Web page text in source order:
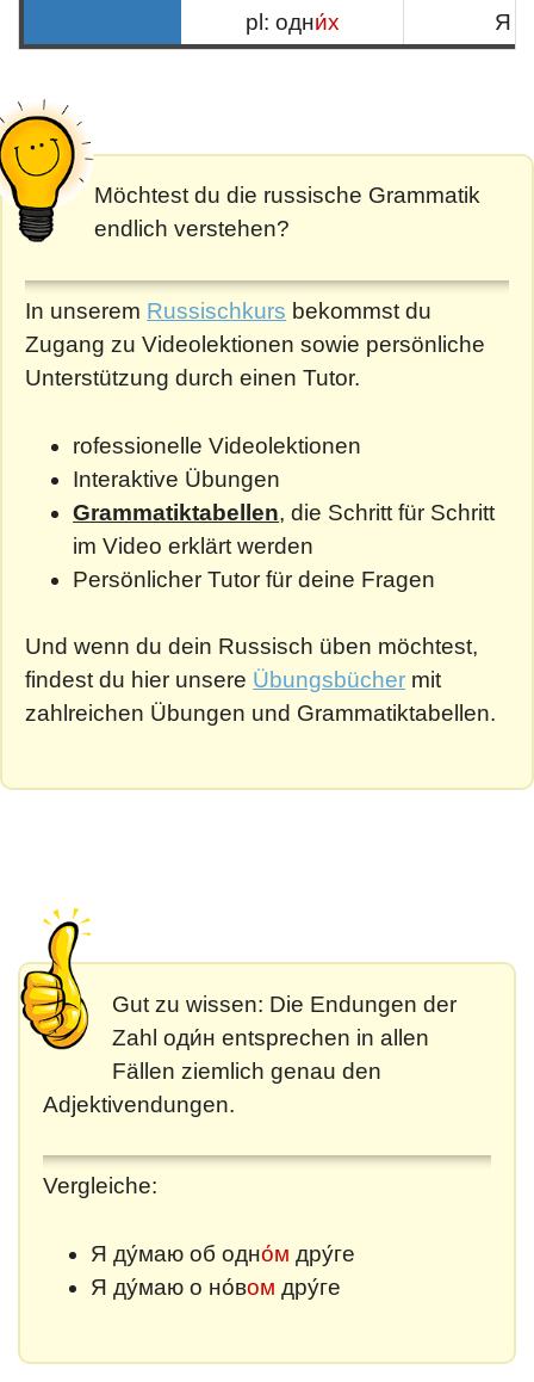
pl: одни́х Я
Möchtest du die russische Grammatik
endlich verstehen?
In unserem Russischkurs bekommst du
Zugang zu Videolektionen sowie persönliche
Unterstützung durch einen Tutor.
rofessionelle Videolektionen
Interaktive Übungen
Grammatiktabellen, die Schritt für Schritt
im Video erklärt werden
Persönlicher Tutor für deine Fragen
Und wenn du dein Russisch üben möchtest,
findest du hier unsere Übungsbücher mit
zahlreichen Übungen und Grammatiktabellen.
Gut zu wissen: Die Endungen der
Zahl оди́н entsprechen in allen
Fällen ziemlich genau den
Adjektivendungen.
Vergleiche:
Я ду́маю об одно́м дру́ге
Я ду́маю о но́вом дру́ге